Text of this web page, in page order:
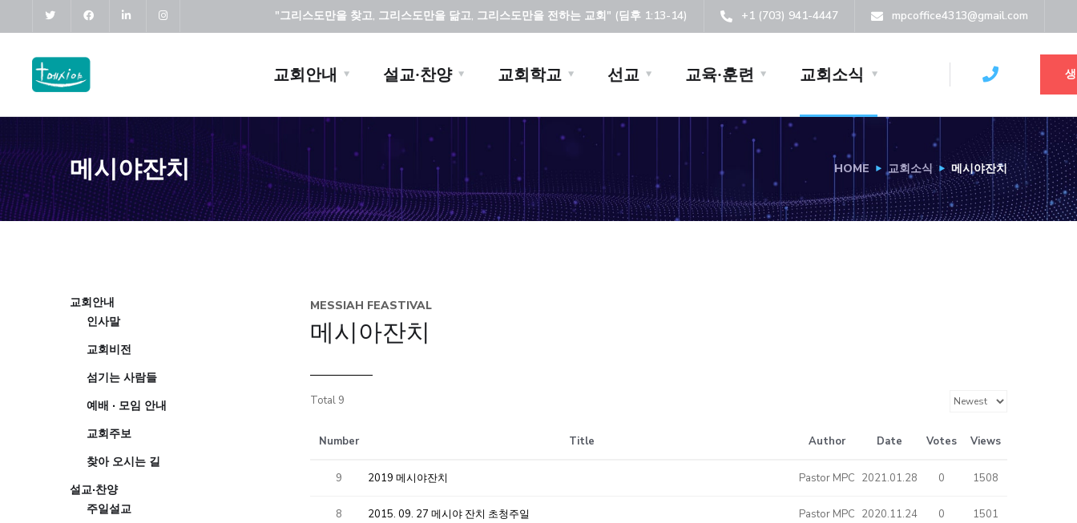
+1 (703) 941-4447 mpcoffice4313@gmail.com
"그리스도만을 찾고, 그리스도만을 닮고, 그리스도만을 전하는 교회" (딤후 1:13-14)
교회안내 설교·찬양 교회학교 선교 교육·훈련 교회소식
메시야잔치 HOME 교회소식 메시야잔치
MESSIAH FEASTIVAL
메시아잔치
Total 9
Number Title Author Date Votes Views
9 2019 메시야잔치 Pastor MPC 2021.01.28 0 1508
8 2015. 09. 27 메시야 잔치 초청주일 Pastor MPC 2020.11.24 0 1501
교회안내
인사말
교회비전
섬기는 사람들
예배 · 모임 안내
교회주보
찾아 오시는 길
설교·찬양
주일설교